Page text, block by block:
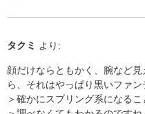
タクミ より:
顔だけならともかく、腕など
ら、それはやっぱり黒いファン
＞確かにスプリング系になるこ